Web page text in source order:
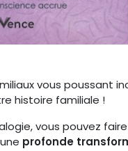
vous
histoire familiale !
vous pouvez
profonde